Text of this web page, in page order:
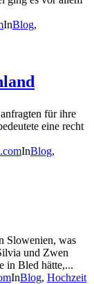
InBlog,
für ihre
eine recht
InBlog,
Slowenien, was
und Zwen
in Bled hätte,...
InBlog, Hochzeit